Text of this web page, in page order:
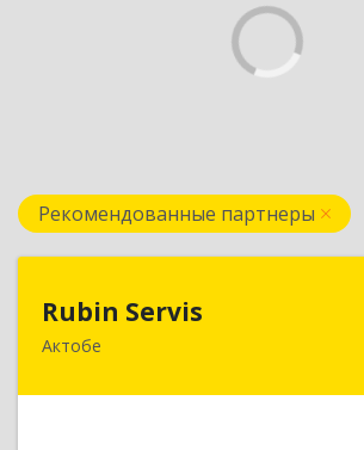
Рекомендованные партнеры
Rubin Servis
Актобе030000, РК, г. Актобе, ул.